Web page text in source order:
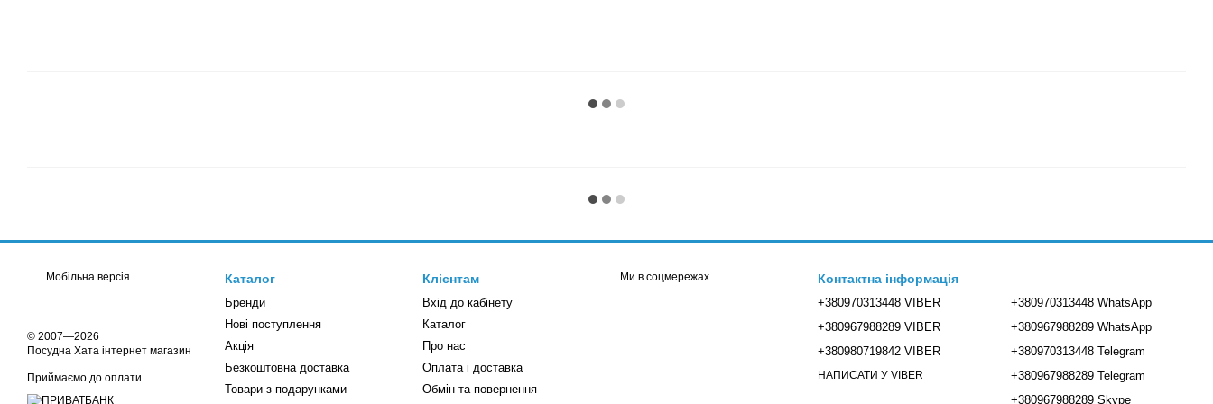
Мобільна версія
© 2007—2026
Посудна Хата інтернет магазин
Приймаємо до оплати
Каталог
Бренди
Нові поступлення
Акція
Безкоштовна доставка
Товари з подарунками
Клієнтам
Вхід до кабінету
Каталог
Про нас
Оплата і доставка
Обмін та повернення
Ми в соцмережах Контактна інформація
+380970313448 VIBER
+380967988289 VIBER
+380980719842 VIBER
НАПИСАТИ У VIBER
+380970313448 WhatsApp
+380967988289 WhatsApp
+380970313448 Telegram
+380967988289 Telegram
+380967988289 Skype